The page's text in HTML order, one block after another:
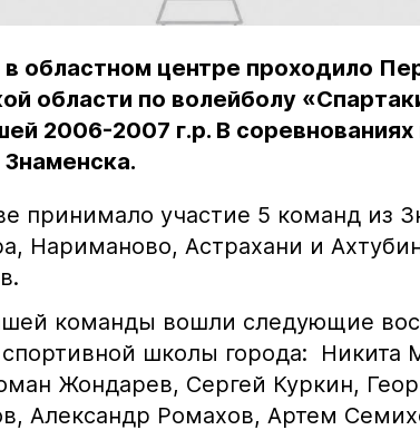
областном центре проходило
области по волейболу
2006-2007 г.р. В соревнованиях
принимало участие 5 команд из
Нариманово, Астрахани и
команды вошли следующие
школы города: Никита
Жондарев, Сергей Куркин,
Александр Ромахов, Артем